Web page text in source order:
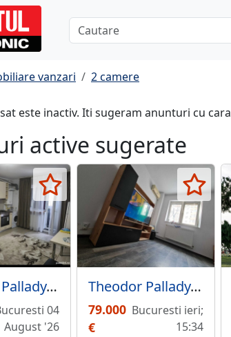
vanzari 2 camere
este inactiv. Iti sugeram anunturi cu
active sugerate
Theodor Pallady, Parcul Teilor,
04
August '26
Theodor Pallady, 1 Decembrie 1918, apartament 2 camere, comision 0%.
79.000
€
Bucuresti ieri;
15:34